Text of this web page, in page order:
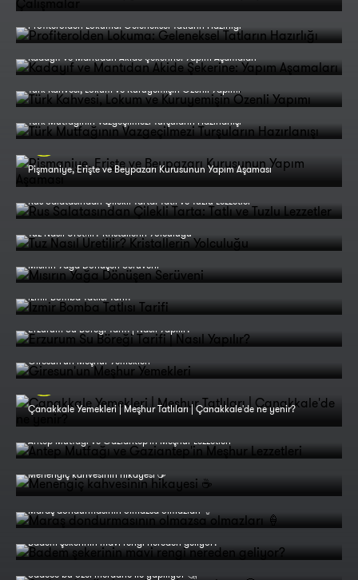
Profiterolden Lokuma: Geleneksel Tatların Hazırlığı
Kadayıf ve Mantıdan Akide Şekerine: Yapım Aşamaları
Türk Kahvesi, Lokum ve Kuruyemişin Özenli Yapımı
Türk Mutfağının Vazgeçilmezi Turşuların Hazırlanışı
Pişmaniye, Erişte ve Beypazarı Kurusunun Yapım Aşaması
Rus Salatasından Çilekli Tarta: Tatlı ve Tuzlu Lezzetler
Tuz Nasıl Üretilir? Kristallerin Yolculuğu
Mısırın Yağa Dönüşen Serüveni
İzmir Bomba Tatlısı Tarifi
Erzurum Su Böreği Tarifi | Nasıl Yapılır?
Giresun'un Meşhur Yemekleri
Çanakkale Yemekleri | Meşhur Tatlıları | Çanakkale'de ne yenir?
Antep Mutfağı ve Gaziantep'in Meşhur Lezzetleri
Menengiç kahvesinin hikayesi ☕
Maraş dondurmasının olmazsa olmazları 🍦
Badem şekerinin mavi rengi nereden geliyor?
Sadece bu özel merdane ile yapılıyor 🤔